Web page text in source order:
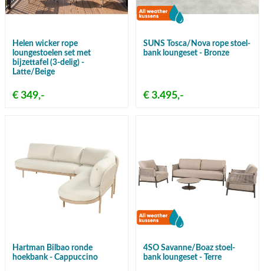
Helen wicker rope
loungestoelen set met
bijzettafel (3-delig) -
Latte/Beige
€ 349,-
SUNS Tosca/Nova rope stoel-
bank loungeset - Bronze
€ 3.495,-
Hartman Bilbao ronde
hoekbank - Cappuccino
4SO Savanne/Boaz stoel-
bank loungeset - Terre